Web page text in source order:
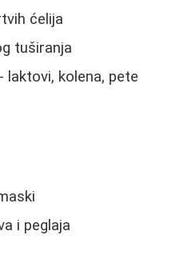
ćelija
tuširanja
laktovi, kolena, pete
i peglaja